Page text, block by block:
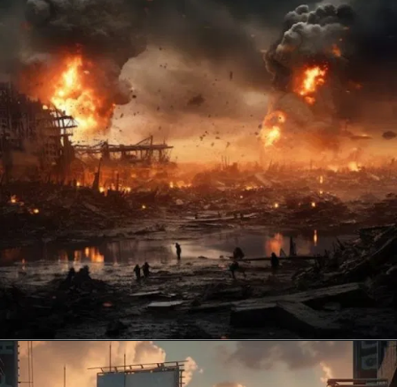
ਫੈਡਰੇਸ਼ਨ ਆਫ਼ ਐਟੋਮਿਕ ਸਾਇੰਟਿਸਟਸ ਦੇ 2025 ਦੇ
ਵਿਸ਼ਵ ਪਰਮਾਣੂ ਬਲਾਂ ਦੇ ਦਰਜੇ ਦੇ ਅਨੁਸਾਰ, ਦੁਨੀਆ ਦੇ 9
ਦੇਸ਼ਾਂ ਕੋਲ 12,331 ਪਰਮਾਣੂ ਹਥਿਆਰ ਹਨ। ਇਨ੍ਹਾਂ ਵਿੱਚੋਂ,
9,600 ਤੋਂ ਵੱਧ ਸਰਗਰਮ ਫੌਜੀ ਭੰਡਾਰਾਂ ਵਿੱਚ ਹਨ।
9 ਦੇਸ਼